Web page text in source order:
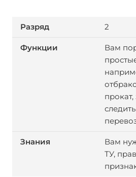
2
Вам
прокат,
Вам
ТУ,